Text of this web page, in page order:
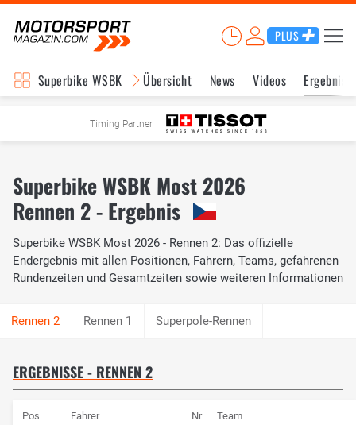
PLUS
Superbike WSBK Übersicht News Videos
Timing Partner
Superbike WSBK Most 2026
Rennen 2 - Ergebnis
Superbike WSBK Most 2026 - Rennen 2: Das offizielle
Endergebnis mit allen Positionen, Fahrern, Teams, gefahrenen
Rundenzeiten und Gesamtzeiten sowie weiteren Informationen
Rennen 1 Superpole-Rennen
ERGEBNISSE - RENNEN 2
Pos Fahrer Nr Team